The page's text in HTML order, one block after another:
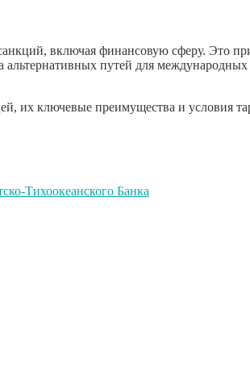
включая финансовую сферу. Это
путей для
их ключевые преимущества и условия
Тихоокеанского Банка